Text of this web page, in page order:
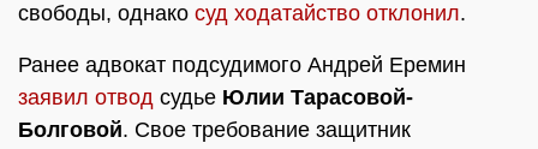
свободы, однако суд ходатайство отклонил.
Ранее адвокат подсудимого Андрей Еремин
заявил отвод судье Юлии Тарасовой-
Болговой. Свое требование защитник